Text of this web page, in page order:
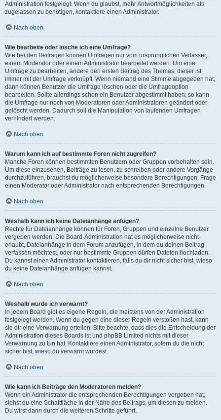
Administration festgelegt. Wenn du glaubst, mehr Antwortmöglichkeiten als
zugelassen zu benötigen, kontaktiere einen Administrator.
Nach oben
Wie bearbeite oder lösche ich eine Umfrage?
Wie bei den Beiträgen können Umfragen nur vom ursprünglichen Verfasser,
einem Moderator oder einem Administrator bearbeitet werden. Um eine
Umfrage zu bearbeiten, ändere den ersten Beitrag des Themas; dieser ist
immer mit der Umfrage verknüpft. Wenn niemand eine Stimme abgegeben hat,
dann können Benutzer die Umfrage löschen oder die Umfrageoption
bearbeiten. Sollte allerdings schon ein Benutzer abgestimmt haben, so kann
die Umfrage nur noch von Moderatoren oder Administratoren geändert oder
gelöscht werden. Dadurch soll die Manipulation von laufenden Umfragen
verhindert werden.
Nach oben
Warum kann ich auf bestimmte Foren nicht zugreifen?
Manche Foren können bestimmten Benutzern oder Gruppen vorbehalten sein.
Um diese einzusehen, Beiträge zu lesen, zu schreiben oder andere Vorgänge
durchzuführen, brauchst du möglicherweise besondere Berechtigungen. Frage
einen Moderator oder Administrator nach entsprechenden Berechtigungen.
Nach oben
Weshalb kann ich keine Dateianhänge anfügen?
Rechte für Dateianhänge können für Foren, Gruppen und einzelne Benutzer
vergeben werden. Die Board-Administration hat es möglicherweise nicht
erlaubt, Dateianhänge in dem Forum anzufügen, in dem du deinen Beitrag
verfassen möchtest, oder nur bestimmte Gruppen dürfen Dateien hochladen.
Du kannst einen Administrator kontaktieren, falls du dir nicht sicher bist, wieso
du keine Dateianhänge anfügen kannst.
Nach oben
Weshalb wurde ich verwarnt?
In jedem Board gibt es eigene Regeln, die meistens von der Administration
festgelegt werden. Wenn du gegen eine dieser Regeln verstoßen hast, kann
sie dir eine Verwarnung erteilen. Bitte beachte, dass dies die Entscheidung der
Administration dieses Boards ist und phpBB Limited nichts mit dieser
Verwarnung zu tun hat. Kontaktiere einen Administrator, sofern du die nicht
sicher bist, wieso du verwarnt wurdest.
Nach oben
Wie kann ich Beiträge den Moderatoren melden?
Wenn ein Administrator die entsprechenden Berechtigungen vergeben hat,
siehst du eine Schaltfläche in der Nähe des Beitrags, um diesen zu melden.
Du wirst dann durch die weiteren Schritte geführt.